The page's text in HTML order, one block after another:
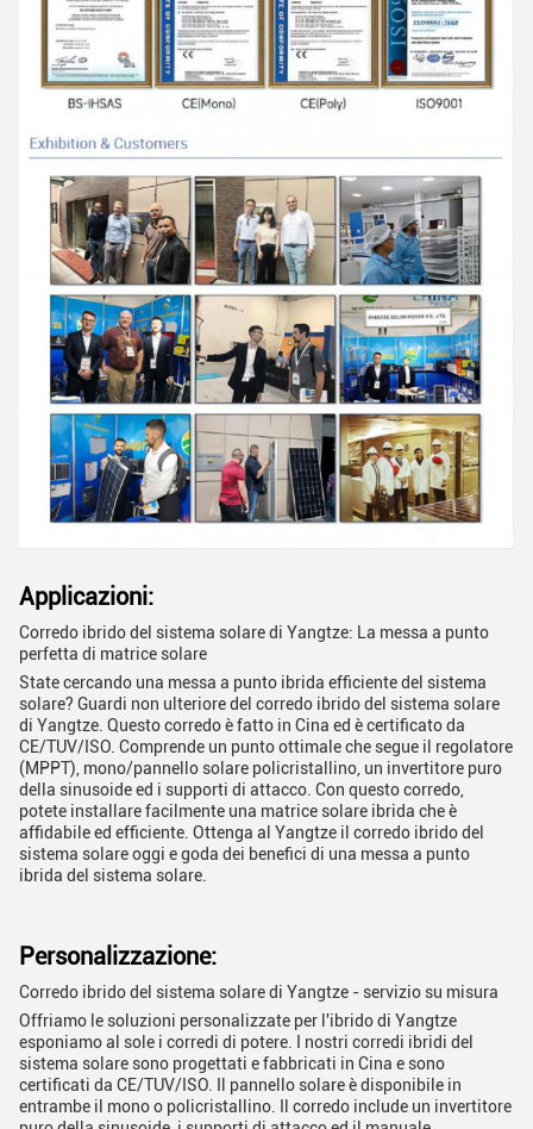
Applicazioni:
Corredo ibrido del sistema solare di Yangtze: La messa a punto
perfetta di matrice solare
State cercando una messa a punto ibrida efficiente del sistema
solare? Guardi non ulteriore del corredo ibrido del sistema solare
di Yangtze. Questo corredo è fatto in Cina ed è certificato da
CE/TUV/ISO. Comprende un punto ottimale che segue il regolatore
(MPPT), mono/pannello solare policristallino, un invertitore puro
della sinusoide ed i supporti di attacco. Con questo corredo,
potete installare facilmente una matrice solare ibrida che è
affidabile ed efficiente. Ottenga al Yangtze il corredo ibrido del
sistema solare oggi e goda dei benefici di una messa a punto
ibrida del sistema solare.
Personalizzazione:
Corredo ibrido del sistema solare di Yangtze - servizio su misura
Offriamo le soluzioni personalizzate per l'ibrido di Yangtze
esponiamo al sole i corredi di potere. I nostri corredi ibridi del
sistema solare sono progettati e fabbricati in Cina e sono
certificati da CE/TUV/ISO. Il pannello solare è disponibile in
entrambe il mono o policristallino. Il corredo include un invertitore